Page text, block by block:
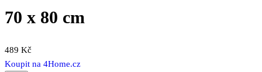
70 x 80 cm
489 Kč
Koupit na 4Home.cz